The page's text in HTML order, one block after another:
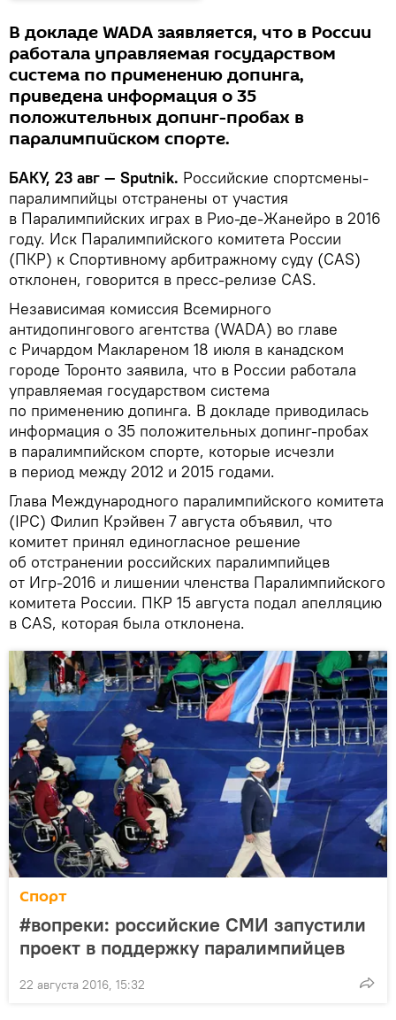
В докладе WADA заявляется, что в России
работала управляемая государством
система по применению допинга,
приведена информация о 35
положительных допинг-пробах в
паралимпийском спорте.
БАКУ, 23 авг — Sputnik. Российские спортсмены-
паралимпийцы отстранены от участия
в Паралимпийских играх в Рио-де-Жанейро в 2016
году. Иск Паралимпийского комитета России
(ПКР) к Спортивному арбитражному суду (CAS)
отклонен, говорится в пресс-релизе CAS.
Независимая комиссия Всемирного
антидопингового агентства (WADA) во главе
с Ричардом Маклареном 18 июля в канадском
городе Торонто заявила, что в России работала
управляемая государством система
по применению допинга. В докладе приводилась
информация о 35 положительных допинг-пробах
в паралимпийском спорте, которые исчезли
в период между 2012 и 2015 годами.
Глава Международного паралимпийского комитета
(IPC) Филип Крэйвен 7 августа объявил, что
комитет принял единогласное решение
об отстранении российских паралимпийцев
от Игр-2016 и лишении членства Паралимпийского
комитета России. ПКР 15 августа подал апелляцию
в CAS, которая была отклонена.
Спорт
#вопреки: российские СМИ запустили
проект в поддержку паралимпийцев
22 августа 2016, 15:32